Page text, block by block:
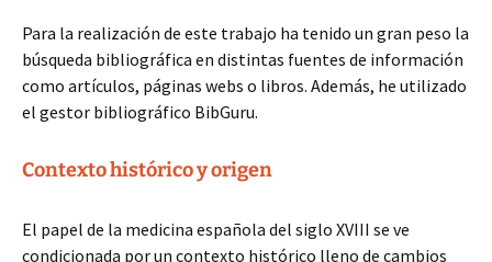
Para la realización de este trabajo ha tenido un gran peso la
búsqueda bibliográfica en distintas fuentes de información
como artículos, páginas webs o libros. Además, he utilizado
el gestor bibliográfico BibGuru.
Contexto histórico y origen
El papel de la medicina española del siglo XVIII se ve
condicionada por un contexto histórico lleno de cambios